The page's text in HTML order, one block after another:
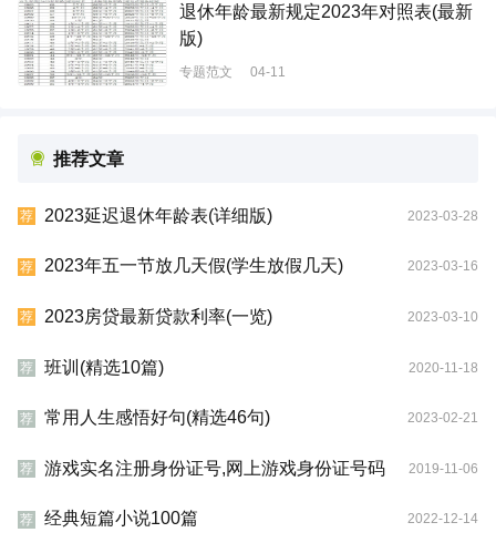
退休年龄最新规定2023年对照表(最新
版)
专题范文 04-11
推荐文章
荐 2023延迟退休年龄表(详细版) 2023-03-28
荐 2023年五一节放几天假(学生放假几天) 2023-03-16
荐 2023房贷最新贷款利率(一览) 2023-03-10
荐 班训(精选10篇) 2020-11-18
荐 常用人生感悟好句(精选46句) 2023-02-21
荐 游戏实名注册身份证号,网上游戏身份证号码 2019-11-06
荐 经典短篇小说100篇 2022-12-14